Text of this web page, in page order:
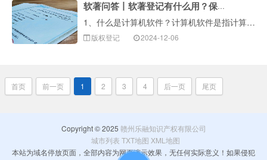
软著问答丨软著登记有什么用？保护期限多久？
1、什么是计算机软件？计算机软件是指计算机程序及其有关文档。计算机程序是指为了得到某种结果而可以由计算机等具有信息处理能力的装置执行的代码化指令序列，···
版权登记 2024-12-06
首页 前一页 1 2 3 4 后一页 尾页
Copyright © 2025 赣州乐融知识产权有限公司
城市列表 TXT地图 XML地图
本站为域名停放页面，全部内容为网页演示效果，无任何实际意义！如果侵犯